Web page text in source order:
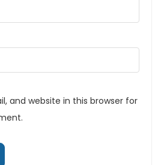
and website in this browser for